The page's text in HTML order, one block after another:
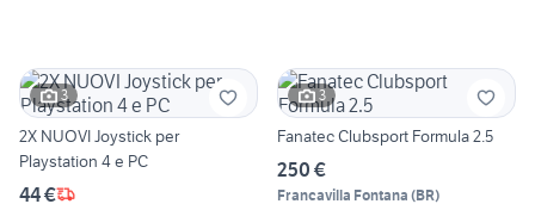
3
2X NUOVI Joystick per
Playstation 4 e PC
44 €
3
Fanatec Clubsport Formula 2.5
250 €
Francavilla Fontana (BR)